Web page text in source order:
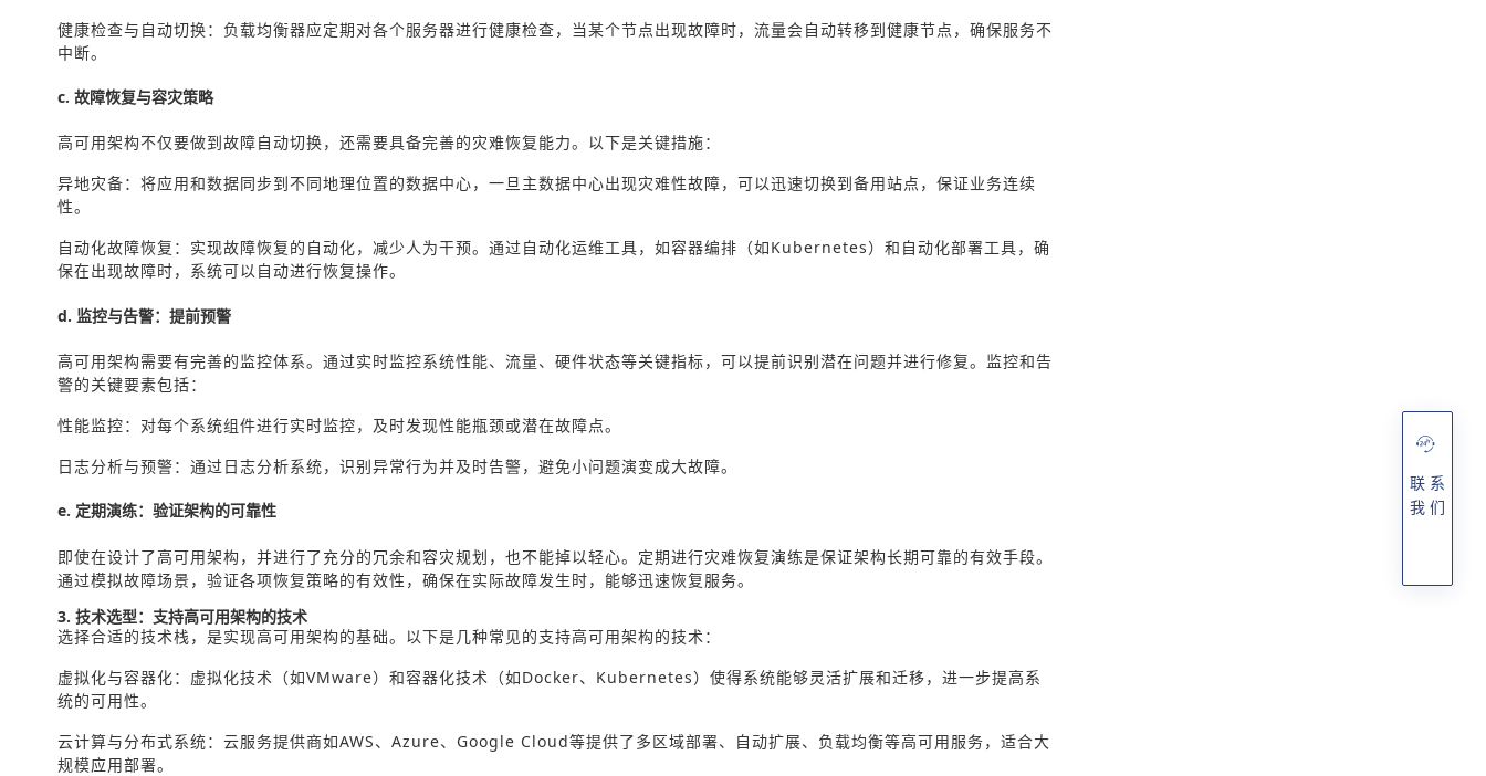
健康检查与自动切换：负载均衡器应定期对各个服务器进行健康检查，当某个节点出现故障时，流量会自动转移到健康节点，确保服务不
中断。
c. 故障恢复与容灾策略
高可用架构不仅要做到故障自动切换，还需要具备完善的灾难恢复能力。以下是关键措施：
异地灾备：将应用和数据同步到不同地理位置的数据中心，一旦主数据中心出现灾难性故障，可以迅速切换到备用站点，保证业务连续
性。
自动化故障恢复：实现故障恢复的自动化，减少人为干预。通过自动化运维工具，如容器编排（如Kubernetes）和自动化部署工具，确
保在出现故障时，系统可以自动进行恢复操作。
d. 监控与告警：提前预警
高可用架构需要有完善的监控体系。通过实时监控系统性能、流量、硬件状态等关键指标，可以提前识别潜在问题并进行修复。监控和告
警的关键要素包括：
性能监控：对每个系统组件进行实时监控，及时发现性能瓶颈或潜在故障点。
日志分析与预警：通过日志分析系统，识别异常行为并及时告警，避免小问题演变成大故障。
e. 定期演练：验证架构的可靠性
即使在设计了高可用架构，并进行了充分的冗余和容灾规划，也不能掉以轻心。定期进行灾难恢复演练是保证架构长期可靠的有效手段。
通过模拟故障场景，验证各项恢复策略的有效性，确保在实际故障发生时，能够迅速恢复服务。
3. 技术选型：支持高可用架构的技术
选择合适的技术栈，是实现高可用架构的基础。以下是几种常见的支持高可用架构的技术：
虚拟化与容器化：虚拟化技术（如VMware）和容器化技术（如Docker、Kubernetes）使得系统能够灵活扩展和迁移，进一步提高系
统的可用性。
云计算与分布式系统：云服务提供商如AWS、Azure、Google Cloud等提供了多区域部署、自动扩展、负载均衡等高可用服务，适合大
规模应用部署。
联 系
我 们